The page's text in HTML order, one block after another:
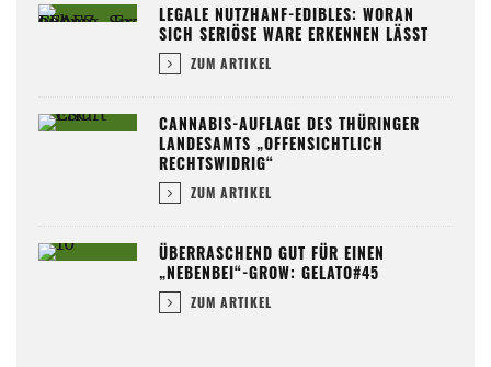
LEGALE NUTZHANF-EDIBLES: WORAN
SICH SERIÖSE WARE ERKENNEN LÄSST
ZUM ARTIKEL
CANNABIS-AUFLAGE DES THÜRINGER
LANDESAMTS „OFFENSICHTLICH
RECHTSWIDRIG“
ZUM ARTIKEL
ÜBERRASCHEND GUT FÜR EINEN
„NEBENBEI“-GROW: GELATO#45
ZUM ARTIKEL